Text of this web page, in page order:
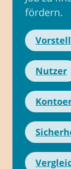
fördern.
Nutzer